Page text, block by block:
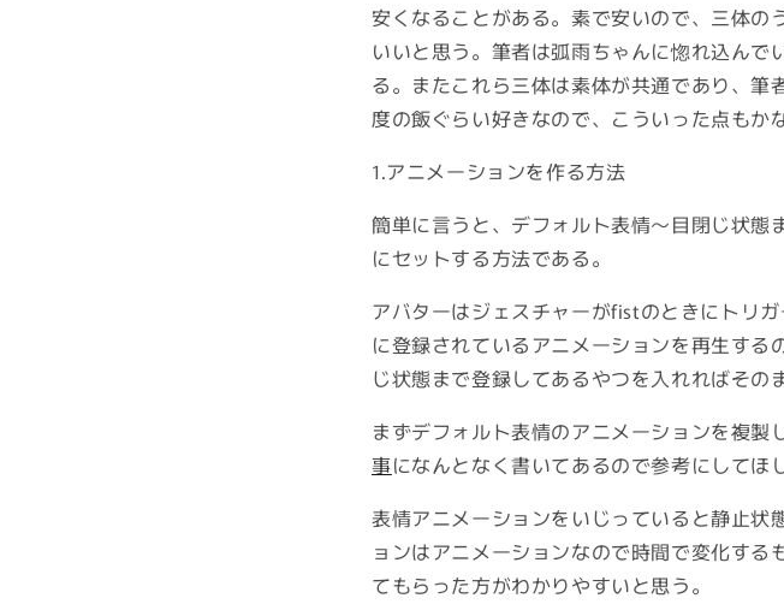
安くなることがある。素で安いので、三体
いいと思う。筆者は弧雨ちゃんに惚れ込ん
る。またこれら三体は素体が共通であり、
度の飯ぐらい好きなので、こういった点もか
1.アニメーションを作る方法
簡単に言うと、デフォルト表情～目閉じ状
にセットする方法である。
アバターはジェスチャーがfistのときにトリ
に登録されているアニメーションを再生す
じ状態まで登録してあるやつを入れればその
まずデフォルト表情のアニメーションを複
事になんとなく書いてあるので参考にしてほ
表情アニメーションをいじっていると静止
ョンはアニメーションなので時間で変化す
てもらった方がわかりやすいと思う。